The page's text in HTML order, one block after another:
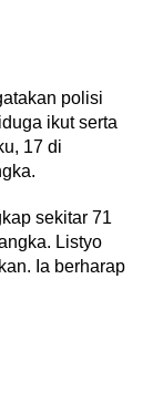
polisi
ikut serta
17 di
sekitar 71
Listyo
Ia berharap